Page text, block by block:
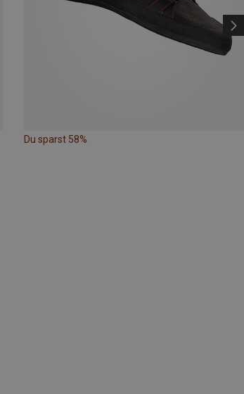
Du sparst 58%